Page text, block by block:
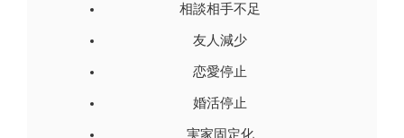
相談相手不足
友人減少
恋愛停止
婚活停止
実家固定化